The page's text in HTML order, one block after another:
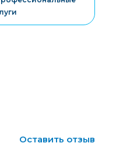
кредит 0.01%
Оставить отзыв